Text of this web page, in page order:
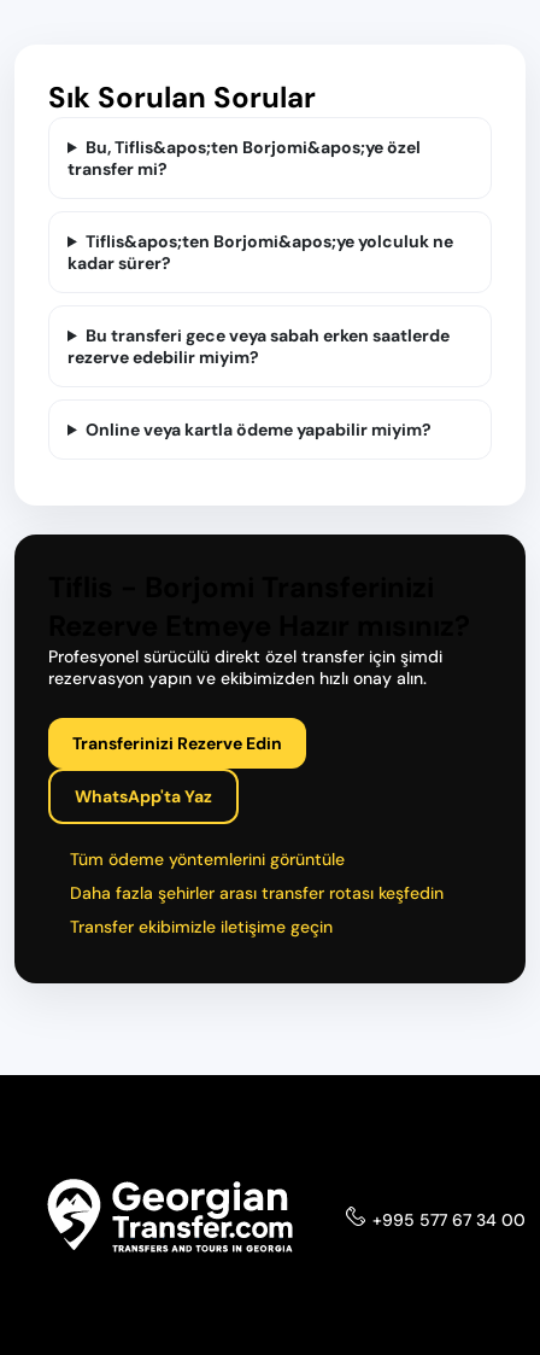
Sık Sorulan Sorular
Bu, Tiflis&apos;ten Borjomi&apos;ye özel
transfer mi?
Tiflis&apos;ten Borjomi&apos;ye yolculuk ne
kadar sürer?
Bu transferi gece veya sabah erken saatlerde
rezerve edebilir miyim?
Online veya kartla ödeme yapabilir miyim?
Profesyonel sürücülü direkt özel transfer için şimdi
rezervasyon yapın ve ekibimizden hızlı onay alın.
Transferinizi Rezerve Edin
WhatsApp'ta Yaz
Tüm ödeme yöntemlerini görüntüle
Daha fazla şehirler arası transfer rotası keşfedin
Transfer ekibimizle iletişime geçin
+995 577 67 34 00